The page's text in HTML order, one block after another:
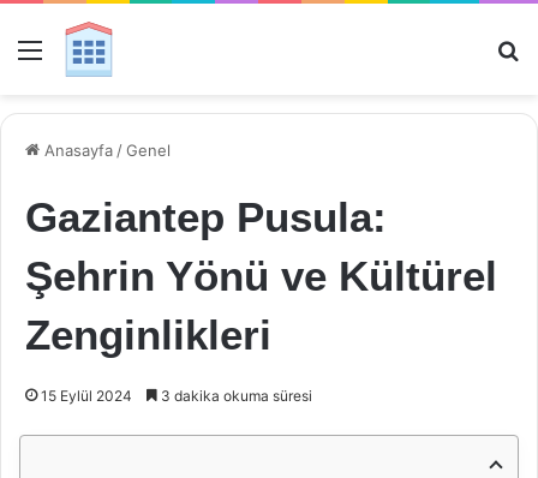
Menü
Anasayfa /Genel
Gaziantep Pusula:
Şehrin Yönü ve Kültürel
Zenginlikleri
15 Eylül 2024 3 dakika okuma süresi